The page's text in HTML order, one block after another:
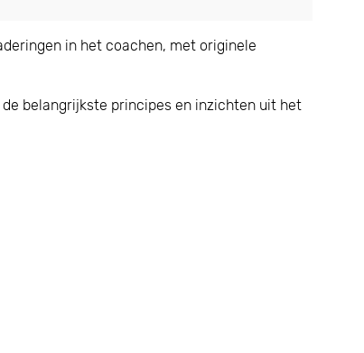
in het coachen, met originele
belangrijkste principes en inzichten uit het